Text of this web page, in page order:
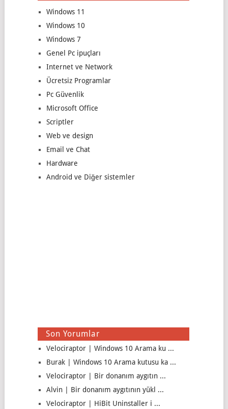
Windows 11
Windows 10
Windows 7
Genel Pc ipuçları
Internet ve Network
Ücretsiz Programlar
Pc Güvenlik
Microsoft Office
Scriptler
Web ve design
Email ve Chat
Hardware
Android ve Diğer sistemler
Son Yorumlar
Velociraptor | Windows 10 Arama ku ...
Burak | Windows 10 Arama kutusu ka ...
Velociraptor | Bir donanım aygıtın ...
Alvin | Bir donanım aygıtının yükl ...
Velociraptor | HiBit Uninstaller i ...